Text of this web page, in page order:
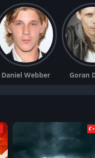
Daniel Webber Goran